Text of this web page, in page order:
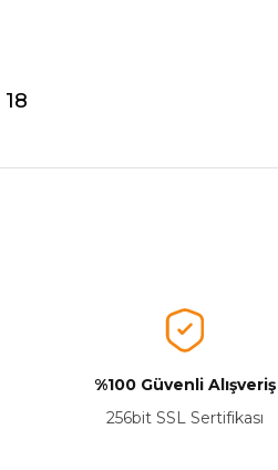
18
%100 Güvenli Alışveriş
256bit SSL Sertifikası